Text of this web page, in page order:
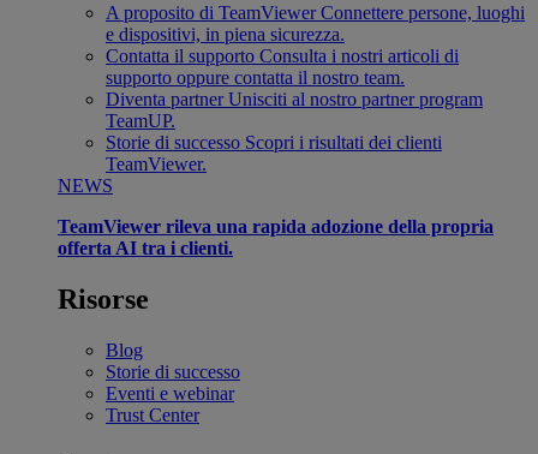
A proposito di TeamViewer Connettere persone, luoghi
e dispositivi, in piena sicurezza.
Contatta il supporto Consulta i nostri articoli di
supporto oppure contatta il nostro team.
Diventa partner Unisciti al nostro partner program
TeamUP.
Storie di successo Scopri i risultati dei clienti
TeamViewer.
NEWS
TeamViewer rileva una rapida adozione della propria
offerta AI tra i clienti.
Risorse
Blog
Storie di successo
Eventi e webinar
Trust Center